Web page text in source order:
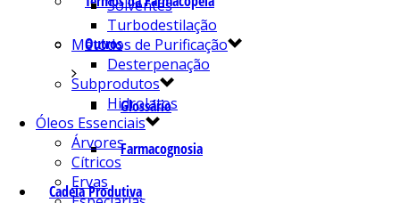
Outros
Glossário
Farmacognosia
Cadeia Produtiva
Solventes
Turbodestilação
Métodos de Purificação
Desterpenação
Subprodutos
Hidrolatos
Óleos Essenciais
Árvores
Cítricos
Ervas